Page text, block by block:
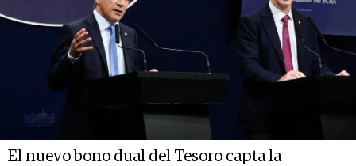
El nuevo bono dual del Tesoro capta la